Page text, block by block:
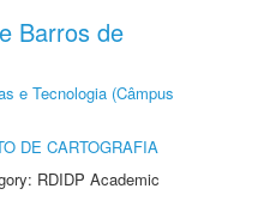
Barros de
e Tecnologia (Câmpus
DE CARTOGRAFIA
RDIDP Academic